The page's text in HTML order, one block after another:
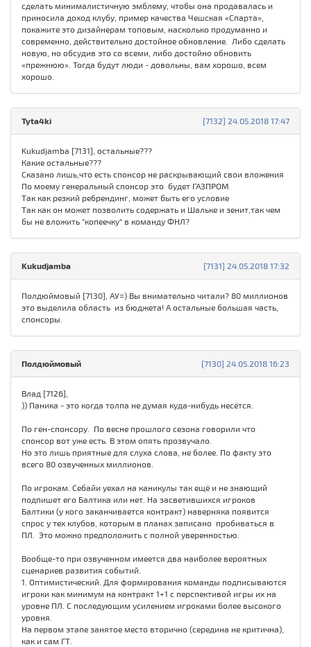
сделать минималистичную эмблему, чтобы она продавалась и
приносила доход клубу, пример качества Чешская «Спарта»,
покажите это дизайнерам топовым, насколько продуманно и
современно, действительно достойное обновление. Либо сделать
новую, но обсудив это со всеми, либо достойно обновить
«прежнюю». Тогда будут люди - довольны, вам хорошо, всем
хорошо.
[7132] 24.05.2018 17:47
Tyta4ki
Kukudjamba [7131], остальные???
Какие остальные???
Сказано лишь,что есть спонсор не раскрывающий свои вложения
По моему генеральный спонсор это будет ГАЗПРОМ
Так как резкий ребрендинг, может быть его условие
Так как он может позволить содержать и Шальке и зенит,так чем
бы не вложить "копеечку" в команду ФНЛ?
[7131] 24.05.2018 17:32
Kukudjamba
Полдюймовый [7130], АУ=) Вы внимательно читали? 80 миллионов
это выделила область из бюджета! А остальные большая часть,
спонсоры.
[7130] 24.05.2018 16:23
Полдюймовый
Влад [7126],
)) Паника - это когда толпа не думая куда-нибудь несётся.
По ген-спонсору. По весне прошлого сезона говорили что
спонсор вот уже есть. В этом опять прозвучало.
Но это лишь приятные для слуха слова, не более. По факту это
всего 80 озвученных миллионов.
По игрокам. Себайи уехал на каникулы так ещё и не знающий
подпишет его Балтика или нет. На засветившихся игроков
Балтики (у кого заканчивается контракт) наверняка появится
спрос у тех клубов, которым в планах записано пробиваться в
ПЛ. Это можно предположить с полной уверенностью.
Вообще-то при озвученном имеется два наиболее вероятных
сценариев развития событий.
1. Оптимистический. Для формирования команды подписываются
игроки как минимум на контракт 1+1 с перспективой игры их на
уровне ПЛ. С последующим усилением игроками более высокого
уровня.
На первом этапе занятое место вторично (середина не критична),
как и сам ГТ.